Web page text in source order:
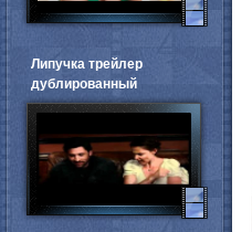
Липучка трейлер
дублированный